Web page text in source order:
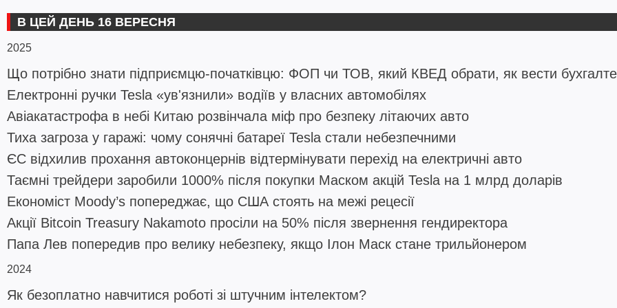
В ЦЕЙ ДЕНЬ 16 ВЕРЕСНЯ
2025
Що потрібно знати підприємцю-початківцю: ФОП чи ТОВ, який КВЕД обрати, як вести
Електронні ручки Tesla «ув'язнили» водіїв у власних автомобілях
Авіакатастрофа в небі Китаю розвінчала міф про безпеку літаючих авто
Тиха загроза у гаражі: чому сонячні батареї Tesla стали небезпечними
ЄС відхилив прохання автоконцернів відтермінувати перехід на електричні авто
Таємні трейдери заробили 1000% після покупки Маском акцій Tesla на 1 млрд доларів
Економіст Moody’s попереджає, що США стоять на межі рецесії
Акції Bitcoin Treasury Nakamoto просіли на 50% після звернення гендиректора
Папа Лев попередив про велику небезпеку, якщо Ілон Маск стане трильйонером
2024
Як безоплатно навчитися роботі зі штучним інтелектом?